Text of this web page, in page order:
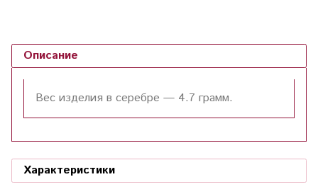
Описание
Вес изделия в серебре — 4.7 грамм.
Характеристики